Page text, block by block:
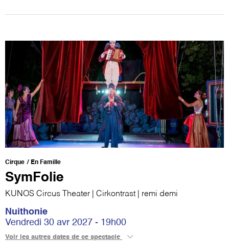
Cirque En Famille
SymFolie
KUNOS Circus Theater | Cirkontrast | remi demi
Nuithonie
Vendredi 30 avr 2027 - 19h00
Voir les autres dates de ce spectacle